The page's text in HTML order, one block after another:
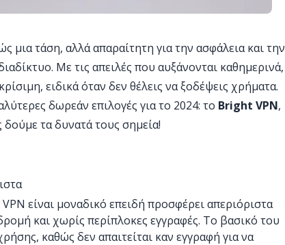
μια τάση, αλλά απαραίτητη για την ασφάλεια και την
Με τις απειλές που αυξάνονται καθημερινά,
ειδικά όταν δεν θέλεις να ξοδέψεις χρήματα.
δωρεάν επιλογές για το 2024: το Bright VPN,
δούμε τα δυνατά τους σημεία!
είναι μοναδικό επειδή προσφέρει απεριόριστα
και χωρίς περίπλοκες εγγραφές. Το βασικό του
καθώς δεν απαιτείται καν εγγραφή για να